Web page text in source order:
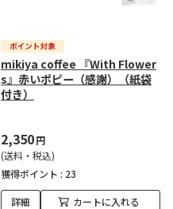
mikiya coffee 『With Flower
s』赤いポピー（感謝）（紙袋
付き）
2,350円
(送料・税込)
獲得ポイント : 23
詳細 カートに入れる